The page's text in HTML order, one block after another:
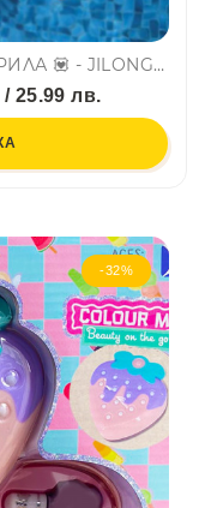
Надуваем дюшек АНГЕЛСКИ КРИЛА 💟 - JILONG, SUMMER ENJOY 37488
25.99 лв.
-32%